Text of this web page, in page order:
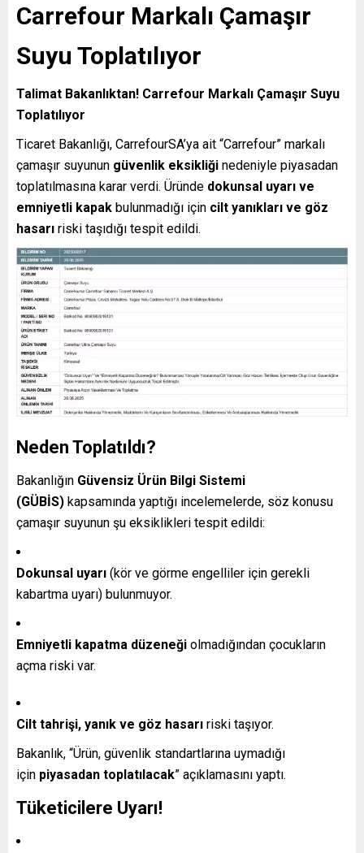
Carrefour Markalı Çamaşır
Suyu Toplatılıyor
Talimat Bakanlıktan! Carrefour Markalı Çamaşır Suyu
Toplatılıyor
Ticaret Bakanlığı, CarrefourSA’ya ait “Carrefour” markalı
çamaşır suyunun güvenlik eksikliği nedeniyle piyasadan
toplatılmasına karar verdi. Üründe dokunsal uyarı ve
emniyetli kapak bulunmadığı için cilt yanıkları ve göz
hasarı riski taşıdığı tespit edildi.
Neden Toplatıldı?
Bakanlığın Güvensiz Ürün Bilgi Sistemi
(GÜBİS) kapsamında yaptığı incelemelerde, söz konusu
çamaşır suyunun şu eksiklikleri tespit edildi:
Dokunsal uyarı (kör ve görme engelliler için gerekli
kabartma uyarı) bulunmuyor.
Emniyetli kapatma düzeneği olmadığından çocukların
açma riski var.
Cilt tahrişi, yanık ve göz hasarı riski taşıyor.
Bakanlık, “Ürün, güvenlik standartlarına uymadığı
için piyasadan toplatılacak” açıklamasını yaptı.
Tüketicilere Uyarı!